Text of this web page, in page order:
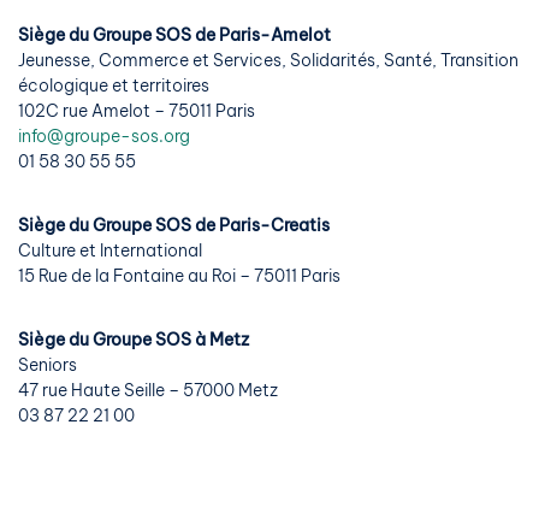
Siège du Groupe SOS de Paris-Amelot
Jeunesse, Commerce et Services, Solidarités, Santé, Transition
écologique et territoires
102C rue Amelot – 75011 Paris
info@groupe-sos.org
01 58 30 55 55
Siège du Groupe SOS de Paris-Creatis
Culture et International
15 Rue de la Fontaine au Roi – 75011 Paris
Siège du Groupe SOS à Metz
Seniors
47 rue Haute Seille – 57000 Metz
03 87 22 21 00